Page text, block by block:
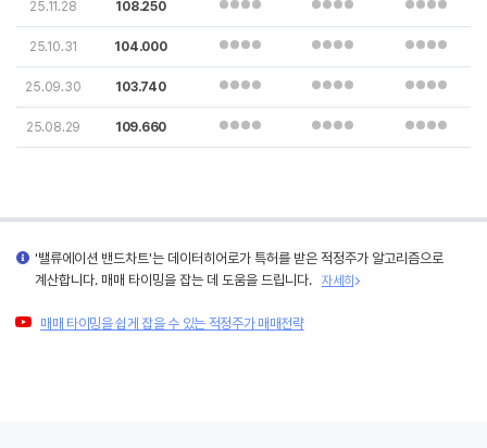
25.11.28 108.250
25.10.31 104.000
25.09.30 103.740
25.08.29 109.660
'밸류에이션 밴드차트'는 데이터히어로가 특허를 받은 적정주가 알고리즘으로
계산합니다. 매매 타이밍을 잡는 데 도움을 드립니다.
자세히
매매 타이밍을 쉽게 잡을 수 있는 적정주가 매매전략